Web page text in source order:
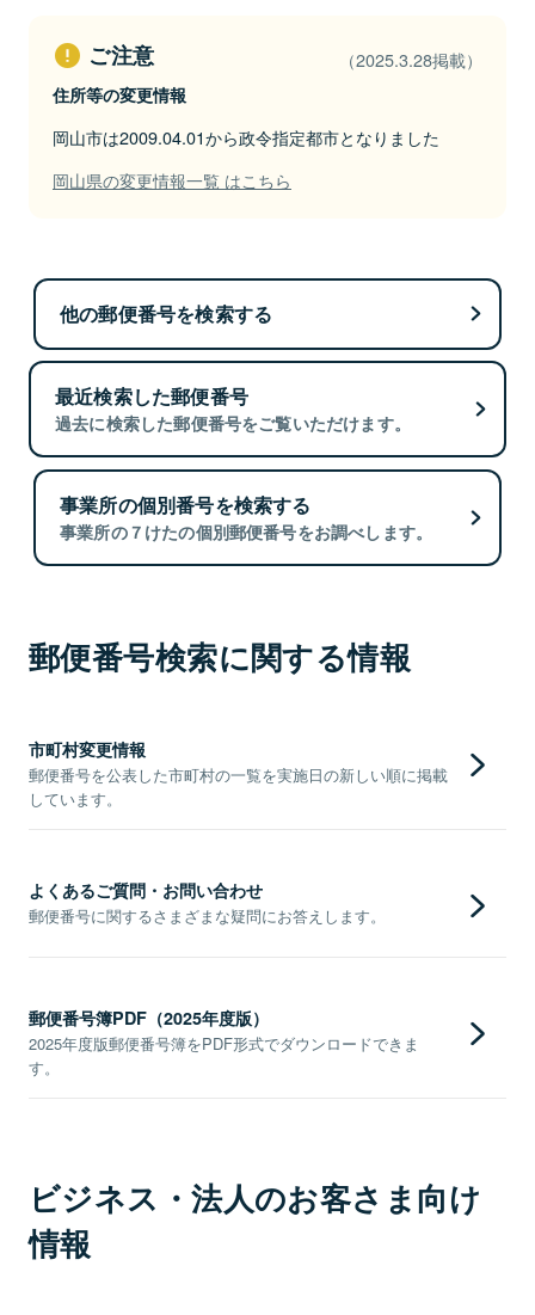
ご注意 （2025.3.28掲載）
住所等の変更情報
岡山市は2009.04.01から政令指定都市となりました
岡山県の変更情報一覧 はこちら
他の郵便番号を検索する
最近検索した郵便番号
過去に検索した郵便番号をご覧いただけます。
事業所の個別番号を検索する
事業所の７けたの個別郵便番号をお調べします。
郵便番号検索に関する情報
市町村変更情報
郵便番号を公表した市町村の一覧を実施日の新しい順に掲載
しています。
よくあるご質問・お問い合わせ
郵便番号に関するさまざまな疑問にお答えします。
郵便番号簿PDF（2025年度版）
2025年度版郵便番号簿をPDF形式でダウンロードできま
す。
ビジネス・法人のお客さま向け
情報